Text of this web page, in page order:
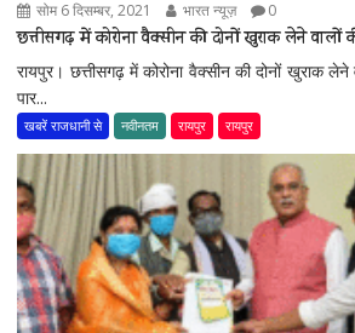
सोम 6 दिसम्बर, 2021 भारत न्यूज़ 0
छत्तीसगढ़ में कोरोना वैक्सीन की दोनों खुराक लेने वालों
रायपुर। छत्तीसगढ़ में कोरोना वैक्सीन की दोनों खुराक
पार...
खबरें राजधानी से नवीनतम रायपुर रायपुर